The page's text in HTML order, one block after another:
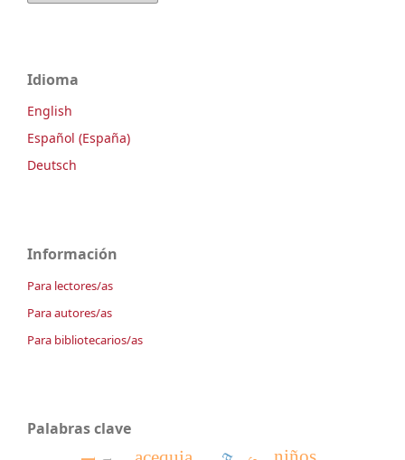
Idioma
English
Español (España)
Deutsch
Información
Para lectores/as
Para autores/as
Para bibliotecarios/as
Palabras clave